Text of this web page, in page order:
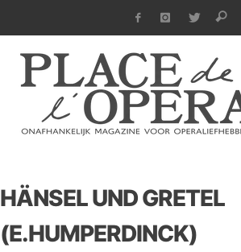
HÄNSEL UND GRETEL
(E.HUMPERDINCK)